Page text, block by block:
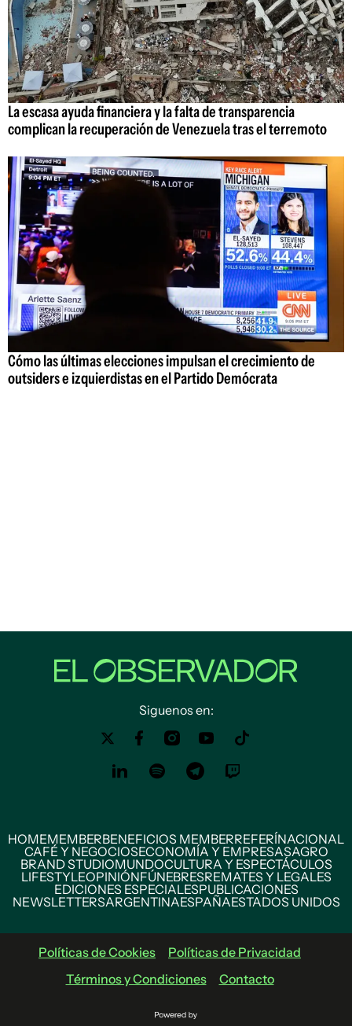
La escasa ayuda financiera y la falta de transparencia
complican la recuperación de Venezuela tras el terremoto
Cómo las últimas elecciones impulsan el crecimiento de
outsiders e izquierdistas en el Partido Demócrata
Siguenos en:
HOMEMEMBERBENEFICIOS MEMBERREFERÍNACIONAL
CAFÉ Y NEGOCIOSECONOMÍA Y EMPRESASAGRO
BRAND STUDIOMUNDOCULTURA Y ESPECTÁCULOS
LIFESTYLEOPINIÓNFÚNEBRESREMATES Y LEGALES
EDICIONES ESPECIALESPUBLICACIONES
NEWSLETTERSARGENTINAESPAÑAESTADOS UNIDOS
Políticas de Cookies
Políticas de Privacidad
Términos y Condiciones
Contacto